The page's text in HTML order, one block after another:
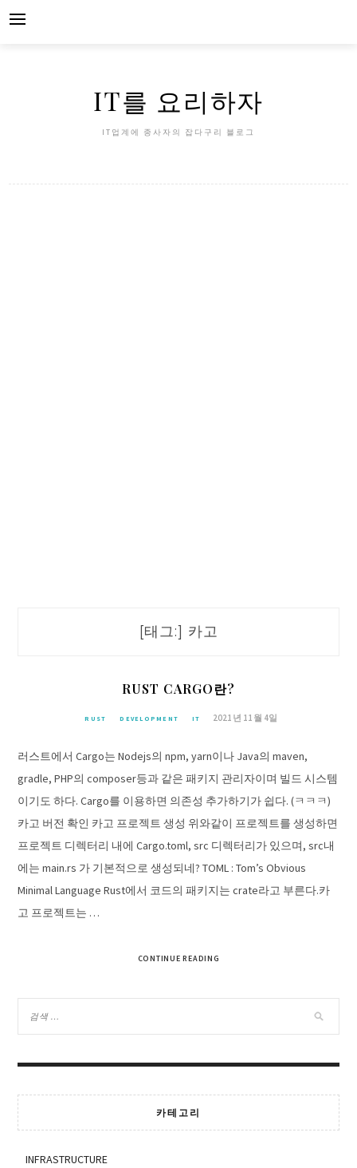
IT를 요리하자
IT업계에 종사자의 잡다구리 블로그
[태그:] 카고
RUST CARGO란?
RUST DEVELOPMENT IT 2021년 11월 4일
러스트에서 Cargo는 Nodejs의 npm, yarn이나 Java의 maven,
gradle, PHP의 composer등과 같은 패키지 관리자이며 빌드 시스템
이기도 하다. Cargo를 이용하면 의존성 추가하기가 쉽다. (ㅋㅋㅋ)
카고 버전 확인 카고 프로젝트 생성 위와같이 프로젝트를 생성하면
프로젝트 디렉터리 내에 Cargo.toml, src 디렉터리가 있으며, src내
에는 main.rs 가 기본적으로 생성되네? TOML : Tom’s Obvious
Minimal Language Rust에서 코드의 패키지는 crate라고 부른다.카
고 프로젝트는 …
CONTINUE READING
카테고리
INFRASTRUCTURE